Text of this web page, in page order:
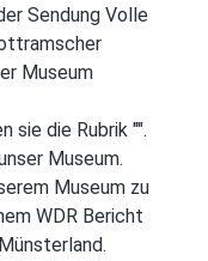
Sendung Volle
Museum
sie die Rubrik "".
Museum.
Museum zu
WDR Bericht